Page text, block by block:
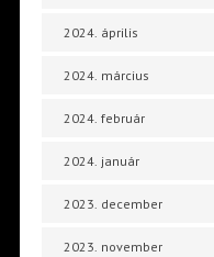
2024. április
2024. március
2024. február
2024. január
2023. december
2023. november